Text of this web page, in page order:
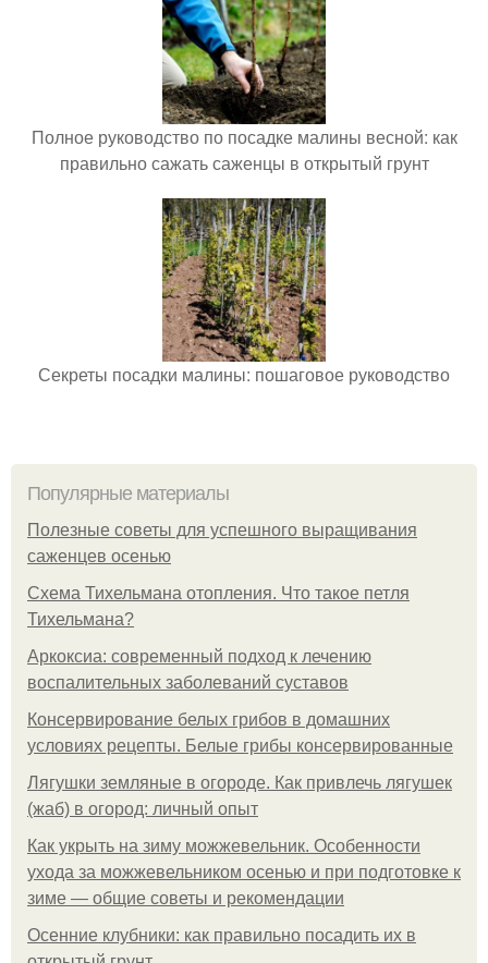
Полное руководство по посадке малины весной: как
правильно сажать саженцы в открытый грунт
Секреты посадки малины: пошаговое руководство
Популярные материалы
Полезные советы для успешного выращивания
саженцев осенью
Схема Тихельмана отопления. Что такое петля
Тихельмана?
Аркоксиа: современный подход к лечению
воспалительных заболеваний суставов
Консервирование белых грибов в домашних
условиях рецепты. Белые грибы консервированные
Лягушки земляные в огороде. Как привлечь лягушек
(жаб) в огород: личный опыт
Как укрыть на зиму можжевельник. Особенности
ухода за можжевельником осенью и при подготовке к
зиме — общие советы и рекомендации
Осенние клубники: как правильно посадить их в